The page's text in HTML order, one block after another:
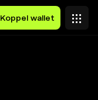
Koppel wallet